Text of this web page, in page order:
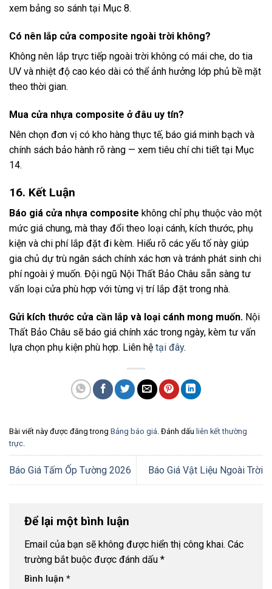
xem bảng so sánh tại Mục 8.
Có nên lắp cửa composite ngoài trời không?
Không nên lắp trực tiếp ngoài trời không có mái che, do tia
UV và nhiệt độ cao kéo dài có thể ảnh hưởng lớp phủ bề mặt
theo thời gian.
Mua cửa nhựa composite ở đâu uy tín?
Nên chọn đơn vị có kho hàng thực tế, báo giá minh bạch và
chính sách bảo hành rõ ràng — xem tiêu chí chi tiết tại Mục
14.
16. Kết Luận
Báo giá cửa nhựa composite không chỉ phụ thuộc vào một
mức giá chung, mà thay đổi theo loại cánh, kích thước, phụ
kiện và chi phí lắp đặt đi kèm. Hiểu rõ các yếu tố này giúp
gia chủ dự trù ngân sách chính xác hơn và tránh phát sinh chi
phí ngoài ý muốn. Đội ngũ Nội Thất Bảo Châu sẵn sàng tư
vấn loại cửa phù hợp với từng vị trí lắp đặt trong nhà.
Gửi kích thước cửa cần lắp và loại cánh mong muốn. Nội
Thất Bảo Châu sẽ báo giá chính xác trong ngày, kèm tư vấn
lựa chọn phụ kiện phù hợp. Liên hệ tại đây.
Bài viết này được đăng trong Bảng báo giá. Đánh dấu liên kết thường
trực.
Báo Giá Tấm Ốp Tường 2026 Báo Giá Vật Liệu Ngoài Trời
Để lại một bình luận
Email của bạn sẽ không được hiển thị công khai. Các
trường bắt buộc được đánh dấu *
Bình luận *